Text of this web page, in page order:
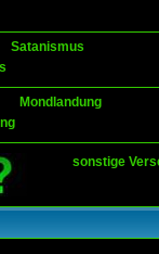
Satanismus
Mondlandung
sonstige